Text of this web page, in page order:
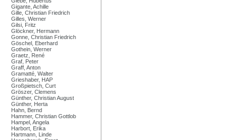
Gigante, Achille
Gille, Christian Friedrich
Gilles, Werner
Gilsi, Fritz
Glöckner, Hermann
Gonne, Christian Friedrich
Göschel, Eberhard
Gothein, Werner
Graetz, René
Graf, Peter
Graff, Anton
Gramatté, Walter
Grieshaber, HAP
Großpietsch, Curt
Gröszer, Clemens
Günther, Christian August
Günther, Herta
Hahn, Bernd
Hammer, Christian Gottlob
Hampel, Angela
Harbort, Erika
Hartmann, Linde